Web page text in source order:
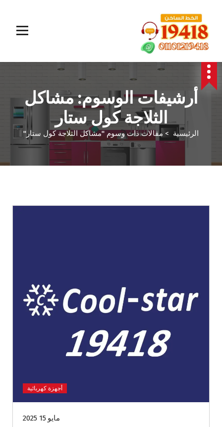
البوتاجازات، الثلاجات وغيرها داخل القاهرة والجيزة وجميع المحافظات. اتصل بنا الآن!
أرشيفات الوسوم: مشاكل
الثلاجة كول ستار
الرئيسية> مقالات ذات وسوم "مشاكل الثلاجة كول ستار"
أجهزة كهربائية
مايو 15 2025